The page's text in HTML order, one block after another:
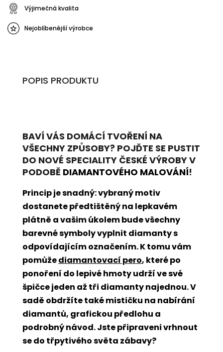
Výjimečná kvalita
Nejoblíbenější výrobce
POPIS PRODUKTU
BAVÍ VÁS DOMÁCÍ TVOŘENÍ NA
VŠECHNY ZPŮSOBY? POJĎTE SE PUSTIT
DO NOVÉ SPECIALITY ČESKÉ VÝROBY V
PODOBĚ DIAMANTOVÉHO MALOVÁNÍ!
Princip je snadný: vybraný motiv
dostanete předtištěný na lepkavém
plátně a vašim úkolem bude všechny
barevné symboly vyplnit diamanty s
odpovídajícím označením. K tomu vám
pomůžediamantovací pero, které po
ponoření do lepivé hmoty udrží ve své
špičce jeden až tři diamanty najednou. V
sadě obdržíte také mističku na nabírání
diamantů, grafickou předlohu a
podrobný návod. Jste připraveni vrhnout
se do třpytivého světa zábavy?